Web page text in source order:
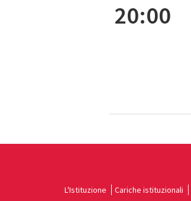
20:00
L'Istituzione Cariche istituzionali